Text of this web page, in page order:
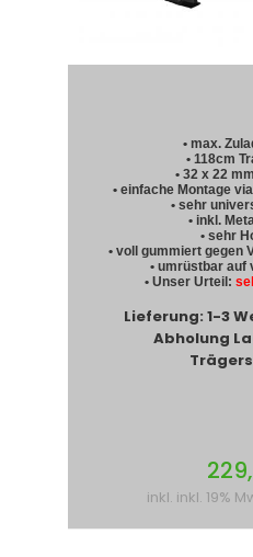
• max.
• 118cm
• 32 x 22
• einfache Montage
• sehr
• inkl.
• sehr
• voll gummiert gegen
• umrüstbar auf
• Unser Urteil:
Lieferung: 1-3
Abholung
inkl. inkl. 19%